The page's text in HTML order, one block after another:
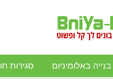
בנייה באלומיניום סגירות